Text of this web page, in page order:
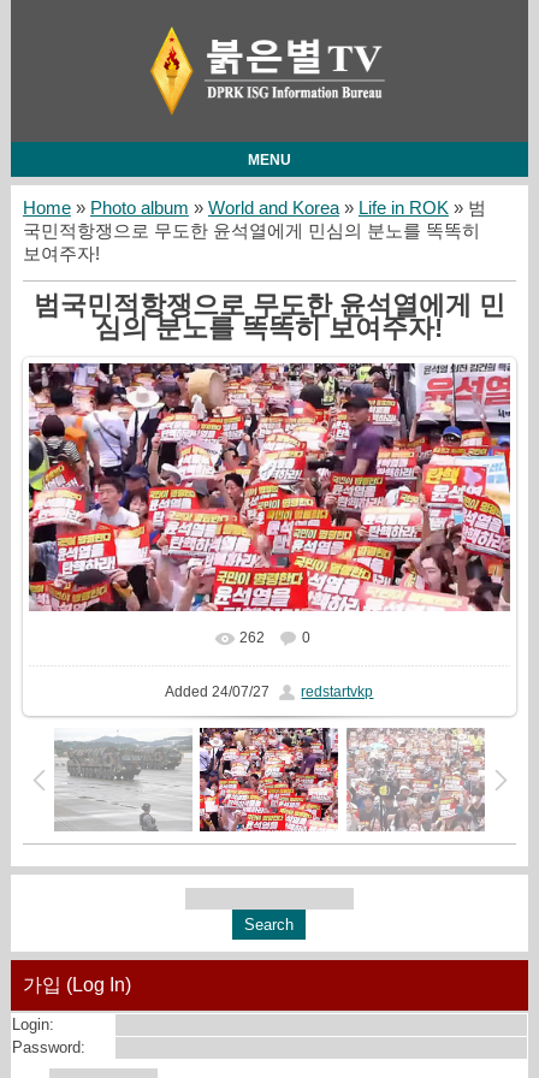
MENU
Home» Photo album » World and Korea» Life in ROK» 범
국민적항쟁으로 무도한 윤석열에게 민심의 분노를 똑똑히
보여주자!
범국민적항쟁으로 무도한 윤석열에게 민
심의 분노를 똑똑히 보여주자!
In real size 810x418
262 0
Added 24/07/27 redstartvkp
가입 (Log In)
Login:
Password: